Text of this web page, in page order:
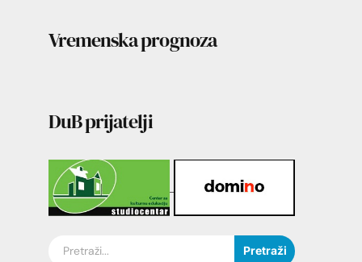
Vremenska prognoza
DuB prijatelji
Pretraži